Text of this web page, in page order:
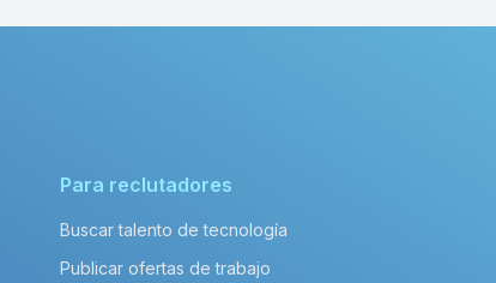
Para reclutadores
Buscar talento de tecnología
Publicar ofertas de trabajo